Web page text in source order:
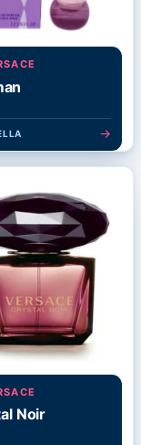
→
Noir